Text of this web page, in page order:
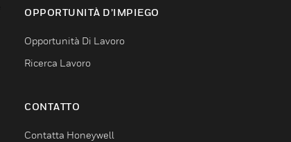
OPPORTUNITÀ D’IMPIEGO
Opportunità Di Lavoro
Ricerca Lavoro
CONTATTO
Contatta Honeywell